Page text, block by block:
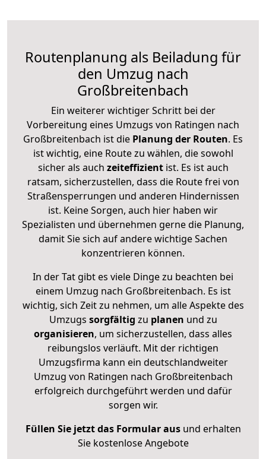
Routenplanung als Beiladung für
den Umzug nach
Großbreitenbach
Ein weiterer wichtiger Schritt bei der
Vorbereitung eines Umzugs von Ratingen nach
Großbreitenbach ist die Planung der Routen. Es
ist wichtig, eine Route zu wählen, die sowohl
sicher als auch zeiteffizientist. Es ist auch
ratsam, sicherzustellen, dass die Route frei von
Straßensperrungen und anderen Hindernissen
ist. Keine Sorgen, auch hier haben wir
Spezialisten und übernehmen gerne die Planung,
damit Sie sich auf andere wichtige Sachen
konzentrieren können.
In der Tat gibt es viele Dinge zu beachten bei
einem Umzug nach Großbreitenbach. Es ist
wichtig, sich Zeit zu nehmen, um alle Aspekte des
Umzugs sorgfältig zu planen und zu
organisieren, um sicherzustellen, dass alles
reibungslos verläuft. Mit der richtigen
Umzugsfirma kann ein deutschlandweiter
Umzug von Ratingen nach Großbreitenbach
erfolgreich durchgeführt werden und dafür
sorgen wir.
Füllen Sie jetzt das Formular ausund erhalten
Sie kostenlose Angebote